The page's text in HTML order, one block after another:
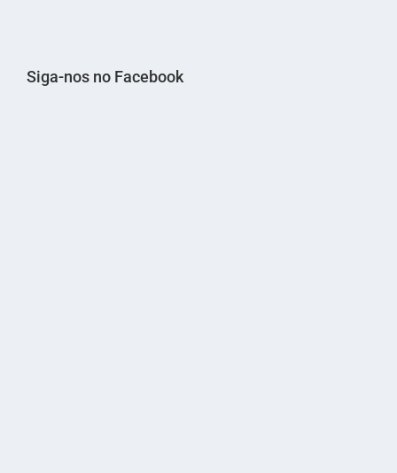
Siga-nos no Facebook